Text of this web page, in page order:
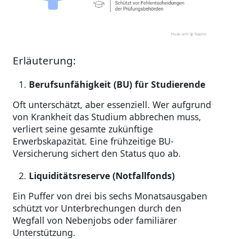
Erläuterung:
Berufsunfähigkeit (BU) für Studierende
Oft unterschätzt, aber essenziell. Wer aufgrund
von Krankheit das Studium abbrechen muss,
verliert seine gesamte zukünftige
Erwerbskapazität. Eine frühzeitige BU-
Versicherung sichert den Status quo ab.
Liquiditätsreserve (Notfallfonds)
Ein Puffer von drei bis sechs Monatsausgaben
schützt vor Unterbrechungen durch den
Wegfall von Nebenjobs oder familiärer
Unterstützung.